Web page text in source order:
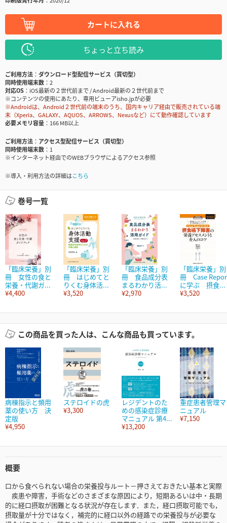
カートに入れる
ちょっと立ち読み
ご利用方法
ダウンロード型配信サービス（買切型）
同時使用端末数
2
対応OS
iOS最新の２世代前まで / Android最新の２世代前まで
※コンテンツの使用にあたり、専用ビューアisho.jpが必要
※Androidは、Android２世代前の端末のうち、国内キャリア経由で販売されている端
末（Xperia、GALAXY、AQUOS、ARROWS、Nexusなど）にて動作確認しています
必要メモリ容量
166 MB以上
ご利用方法
アクセス型配信サービス（買切型）
同時使用端末数
1
※インターネット経由でのWEBブラウザによるアクセス参照
※導入・利用方法の詳細はこちら
巻号一覧
「臨床栄養」別
冊 女性の食と
栄養・代謝ガ...
¥4,400
「臨床栄養」別
冊 はじめてと
りくむ身体活...
¥3,520
「臨床栄養」別
冊 食品成分表
まるわかり活...
¥2,970
「臨床栄養」別
冊 Case
に学ぶ 摂食...
¥3,520
この商品を買った人は、こんな商品も買っています。
病棟指示と頻用
薬の使い方 決
定版
¥4,950
ステロイドの虎
¥3,300
レジデントのた
めの感染症診療
マニュアル 第4...
¥13,200
重症患者管理マ
ニュアル
¥7,150
概要
口から食べられない場合の栄養投与ルート－押さえておきたい基本と実際
疾患や障害，手術などのさまざまな原因により，短期あるいは中・長期
的に経口摂取が困難となる状況が存在します．また，経口摂取可能でも，
摂取量が十分ではなく，補完的に経口以外の経路での栄養投与が必要な